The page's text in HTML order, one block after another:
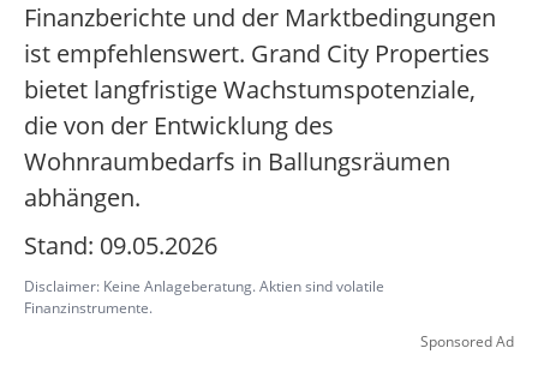
Finanzberichte und der Marktbedingungen
ist empfehlenswert. Grand City Properties
bietet langfristige Wachstumspotenziale,
die von der Entwicklung des
Wohnraumbedarfs in Ballungsräumen
abhängen.
Stand: 09.05.2026
Disclaimer: Keine Anlageberatung. Aktien sind volatile
Finanzinstrumente.
Sponsored Ad